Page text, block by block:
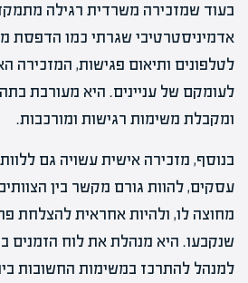
בעוד שמזכירה משרדית רגילה
אדמיניסטרטיבי שגרתי כמו הדפסת
לטלפונים ותיאום פגישות, המזכירה
לעומקם של עניינים. היא מעורבת
ומקבלת משימות רגישות ומורכבות.
בנוסף, מזכירה אישית עשויה גם
עסקים, להוות גורם מקשר בין
מחוצה לו, ולהיות אחראית להצלחת
שנקבעו. היא מנהלת את לוח הזמנים
למנהל להתרכז במשימות החשובות